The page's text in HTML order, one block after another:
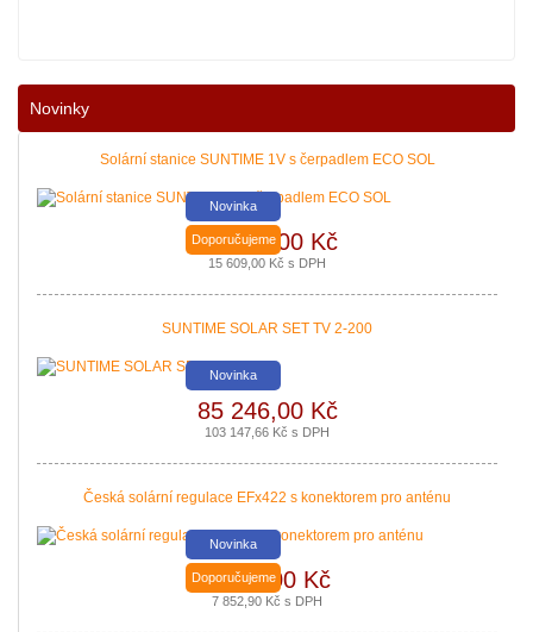
Nové podmínky dotací na nové solární systémy, tepelná čerpadla a
Nová zelená úsporám a Kotlíkové dotace snadno s PROPULS SOLAR.
|více zde ..
Novinky
Solární stanice SUNTIME 1V s čerpadlem ECO SOL
Novinka
Doporučujeme
12 900,00 Kč
15 609,00 Kč s DPH
SUNTIME SOLAR SET TV 2-200
Novinka
85 246,00 Kč
103 147,66 Kč s DPH
Česká solární regulace EFx422 s konektorem pro anténu
Novinka
Doporučujeme
6 490,00 Kč
7 852,90 Kč s DPH